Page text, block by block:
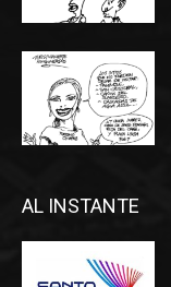
AL INSTANTE